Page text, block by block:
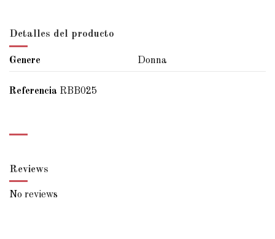
Detalles del producto
Genere Donna
Referencia RBB025
Reviews
No reviews